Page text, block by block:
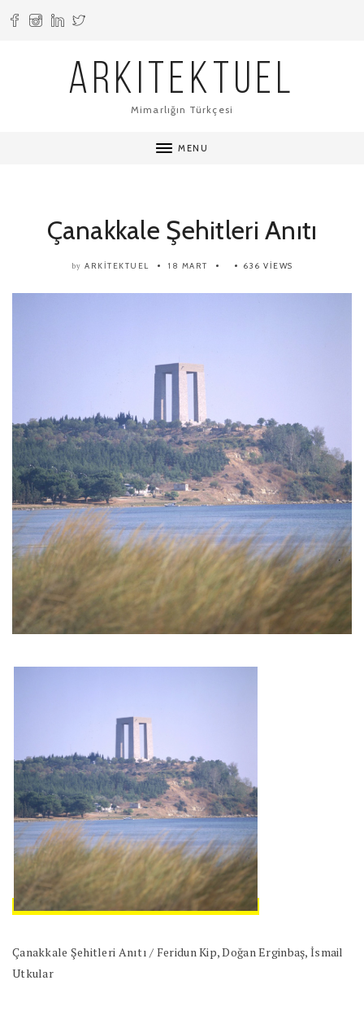
ARKITEKTUEL
Mimarlığın Türkçesi
MENU
Çanakkale Şehitleri Anıtı
by ARKITEKTUEL 18 MART 636 VIEWS
Çanakkale Şehitleri Anıtı / Feridun Kip, Doğan Erginbaş, İsmail
Utkular